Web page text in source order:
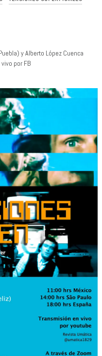
y Alberto López Cuenca
por FB